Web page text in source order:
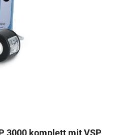
3000 komplett mit VSP